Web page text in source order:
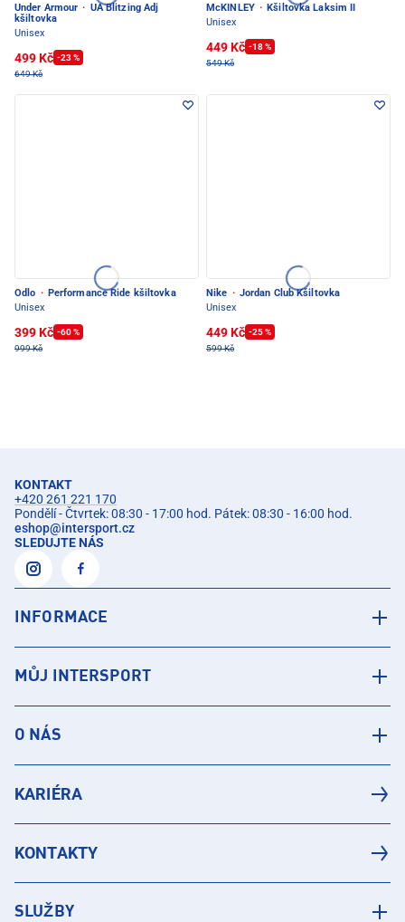
Under Armour · UA Blitzing Adj
kšiltovka
Unisex
499 Kč -23 %
649 Kč
McKINLEY · Kšiltovka Laksim II
Unisex
449 Kč -18 %
549 Kč
Odlo · Performance Ride kšiltovka
Unisex
399 Kč -60 %
999 Kč
Nike · Jordan Club Kšiltovka
Unisex
449 Kč -25 %
599 Kč
KONTAKT
+420 261 221 170
Pondělí - Čtvrtek: 08:30 - 17:00 hod. Pátek: 08:30 - 16:00 hod.
eshop@intersport.cz
SLEDUJTE NÁS
INFORMACE
MŮJ INTERSPORT
O NÁS
KARIÉRA
KONTAKTY
SLUŽBY